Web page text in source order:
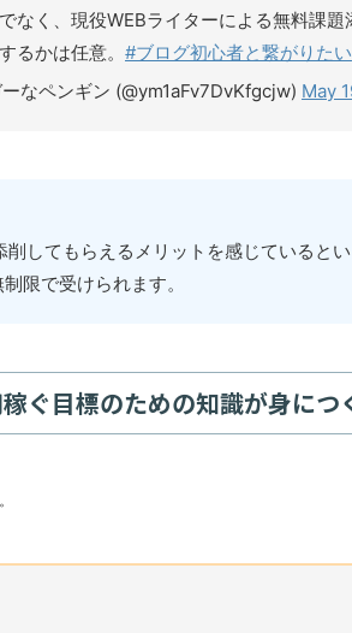
なく、現役WEBライターによる無料課題
るかは任意。 #ブログ初心者と繋がりたい
なペンギン (@ym1aFv7DvKfgcjw) May
削してもらえるメリットを感じていると
限で受けられます。
ぐ目標のための知識が身につ